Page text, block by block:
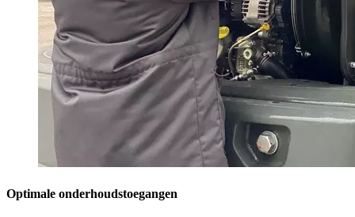
Optimale onderhoudstoegangen